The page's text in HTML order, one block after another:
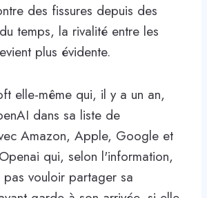
des fissures depuis des
temps, la rivalité entre les
plus évidente.
elle-même qui, il y a un an,
dans sa liste de
Amazon, Apple, Google et
qui, selon l'information,
pas vouloir partager sa